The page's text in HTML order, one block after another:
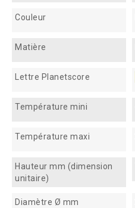
Couleur
Matière
Lettre Planetscore
Température mini
Température maxi
Hauteur mm (dimension
unitaire)
Diamètre Ø mm